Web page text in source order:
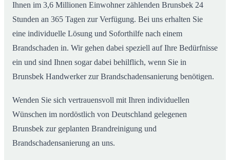
Ihnen im 3,6 Millionen Einwohner zählenden Brunsbek 24
Stunden an 365 Tagen zur Verfügung. Bei uns erhalten Sie
eine individuelle Lösung und Soforthilfe nach einem
Brandschaden in. Wir gehen dabei speziell auf Ihre Bedürfnisse
ein und sind Ihnen sogar dabei behilflich, wenn Sie in
Brunsbek Handwerker zur Brandschadensanierung benötigen.
Wenden Sie sich vertrauensvoll mit Ihren individuellen
Wünschen im nordöstlich von Deutschland gelegenen
Brunsbek zur geplanten Brandreinigung und
Brandschadensanierung an uns.